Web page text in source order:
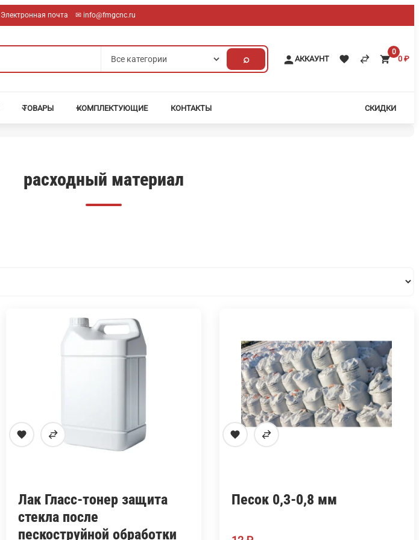
Электронная почта ✉︎ info@fmgcnc.ru
⌕ АККАУНТ
0
0 ₽
ТОВАРЫ КОМПЛЕКТУЮЩИЕ КОНТАКТЫ СКИДКИ
расходный материал
Лак Гласс-тонер защита
стекла после
пескоструйной обработки
Песок 0,3-0,8 мм